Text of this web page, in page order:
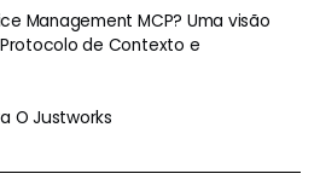
Management MCP? Uma visão
de Contexto e
O Justworks